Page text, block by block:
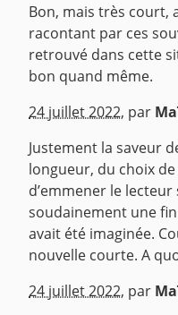
Bon, mais très court,
racontant par ces
retrouvé dans cette
bon quand même.
^
24 juillet 2022, par
Justement la saveur
longueur, du choix
d’emmener le
soudainement une
avait été imaginée.
nouvelle courte. A
^
24 juillet 2022, par